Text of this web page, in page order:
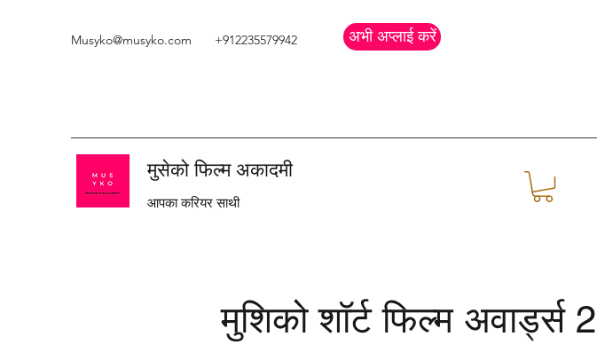
Musyko@musyko.com +912235579942 अभी अप्लाई करें
मुसेको फिल्म अकादमी
आपका करियर साथी
मुशिको शॉर्ट फिल्म अवार्ड्स